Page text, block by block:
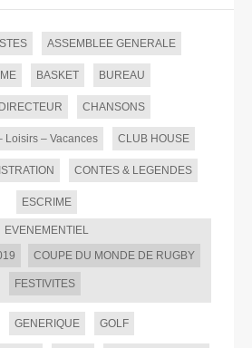
ASSEMBLEE GENERALE
BASKET BUREAU
CHANSONS
Loisirs – Vacances CLUB HOUSE
CONTES & LEGENDES
ESCRIME
EVENEMENTIEL
COUPE DU MONDE DE RUGBY
FESTIVITES
GENERIQUE GOLF